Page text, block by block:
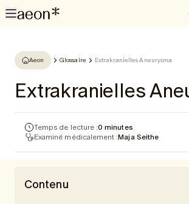
Aeon Glossaire Extrakranielles Aneurysma
Extrakranielles
Temps de lecture :0 minutes
Examiné médicalement :Maja Seithe
Contenu